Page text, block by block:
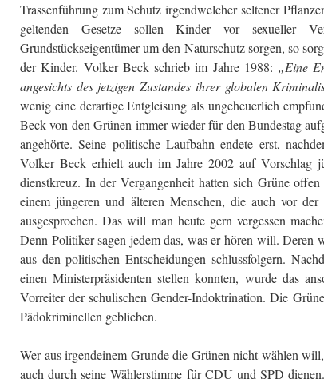
Trassenführung zum Schutz irgendwelcher seltener
geltenden Gesetze sollen Kinder vor sexuel­ler
Grundstückseigentümer um den Naturschutz sorgen, so
der Kinder. Volker Beck schrieb im Jahre 1988: „Eine
angesichts des jetzigen Zustandes ihrer globalen
wenig eine derartige Entgleisung als ungeheuerlich
Beck von den Grünen im­mer wieder für den Bundestag
angehörte. Seine politische Laufbahn endete erst,
Volker Beck erhielt auch im Jahre 2002 auf Vorschlag
dienst­kreuz. In der Vergangenheit hatten sich Grüne
einem jüngeren und älteren Menschen, die auch vor
ausgesprochen. Das will man heute gern vergessen
Denn Politiker sagen jedem das, was er hören will. Deren
aus den politischen Entscheidungen schlussfolgern.
einen Ministerpräsidenten stellen konnten, wurde das
Vorreiter der schulischen Gender-Indoktri­na­tion. Die
Pädokriminellen geblieben.
Wer aus irgendeinem Grunde die Grünen nicht wählen
auch durch seine Wählerstimme für CDU und SPD